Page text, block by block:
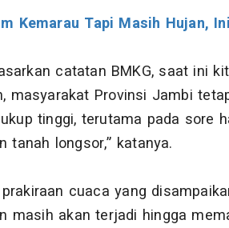
Kemarau Tapi Masih Hujan,
catatan BMKG, saat ini
masyarakat Provinsi Jambi
tinggi, terutama pada sore
longsor,” katanya.
cuaca yang
masih akan terjadi hingga